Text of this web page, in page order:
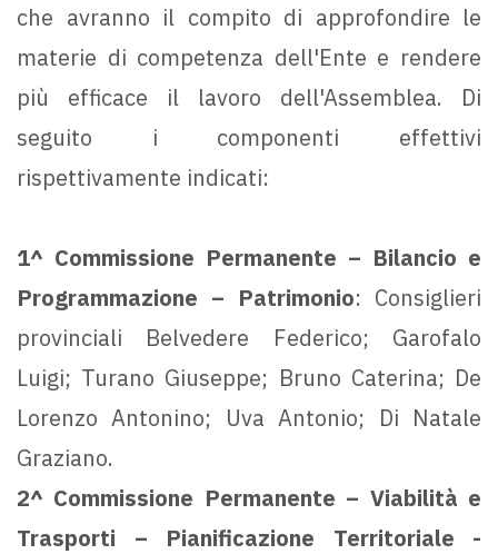
che avranno il compito di approfondire le
materie di competenza dell'Ente e rendere
più efficace il lavoro dell'Assemblea. Di
seguito i componenti effettivi
rispettivamente indicati:
1^ Commissione Permanente – Bilancio e
Programmazione – Patrimonio: Consiglieri
provinciali Belvedere Federico; Garofalo
Luigi; Turano Giuseppe; Bruno Caterina; De
Lorenzo Antonino; Uva Antonio; Di Natale
Graziano.
2^ Commissione Permanente – Viabilità e
Trasporti – Pianificazione Territoriale -